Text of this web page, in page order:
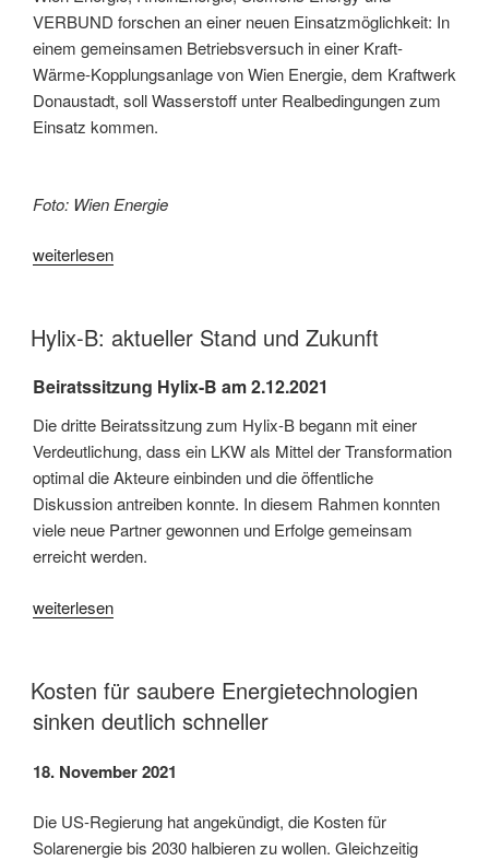
VERBUND forschen an einer neuen Einsatzmöglichkeit: In
einem gemeinsamen Betriebsversuch in einer Kraft-
Wärme-Kopplungsanlage von Wien Energie, dem Kraftwerk
Donaustadt, soll Wasserstoff unter Realbedingungen zum
Einsatz kommen.
Foto: Wien Energie
„Grünes
weiterlesen
Hylix-B: aktueller Stand und Zukunft
Beiratssitzung Hylix-B am 2.12.2021
Die dritte Beiratssitzung zum Hylix-B begann mit einer
Verdeutlichung, dass ein LKW als Mittel der Transformation
optimal die Akteure einbinden und die öffentliche
Diskussion antreiben konnte. In diesem Rahmen konnten
viele neue Partner gewonnen und Erfolge gemeinsam
erreicht werden.
„Hylix-
Stand
und
Zukunft“
weiterlesen
Kosten für saubere Energietechnologien
sinken deutlich schneller
18. November 2021
Die US-Regierung hat angekündigt, die Kosten für
Solarenergie bis 2030 halbieren zu wollen. Gleichzeitig